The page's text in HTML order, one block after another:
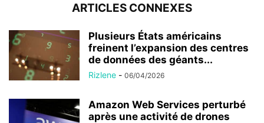
ARTICLES CONNEXES
Plusieurs États américains
freinent l’expansion des centres
de données des géants...
Rizlene - 06/04/2026
Amazon Web Services perturbé
après une activité de drones